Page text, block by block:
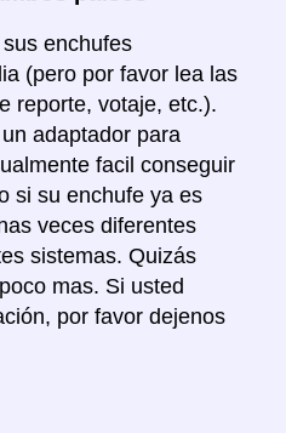
enchufes
(pero por favor lea las
reporte, votaje, etc.).
adaptador para
facil conseguir
si su enchufe ya es
veces diferentes
sistemas. Quizás
mas. Si usted
por favor dejenos